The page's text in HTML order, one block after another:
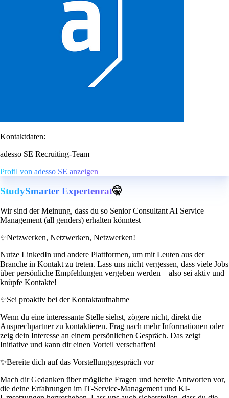
Kontaktdaten:
adesso SE Recruiting-Team
Profil von adesso SE anzeigen
StudySmarter Expertenrat🤫
Wir sind der Meinung, dass du so Senior Consultant AI Service
Management (all genders) erhalten könntest
✨Netzwerken, Netzwerken, Netzwerken!
Nutze LinkedIn und andere Plattformen, um mit Leuten aus der
Branche in Kontakt zu treten. Lass uns nicht vergessen, dass viele Jobs
über persönliche Empfehlungen vergeben werden – also sei aktiv und
knüpfe Kontakte!
✨Sei proaktiv bei der Kontaktaufnahme
Wenn du eine interessante Stelle siehst, zögere nicht, direkt die
Ansprechpartner zu kontaktieren. Frag nach mehr Informationen oder
zeig dein Interesse an einem persönlichen Gespräch. Das zeigt
Initiative und kann dir einen Vorteil verschaffen!
✨Bereite dich auf das Vorstellungsgespräch vor
Mach dir Gedanken über mögliche Fragen und bereite Antworten vor,
die deine Erfahrungen im IT-Service-Management und KI-